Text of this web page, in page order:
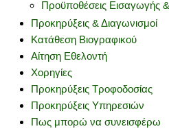
Προϋποθέσεις Εισαγωγής &
Προκηρύξεις & Διαγωνισμοί
Κατάθεση Βιογραφικού
Αίτηση Εθελοντή
Χορηγίες
Προκηρύξεις Τροφοδοσίας
Προκηρύξεις Υπηρεσιών
Πως μπορώ να συνεισφέρω